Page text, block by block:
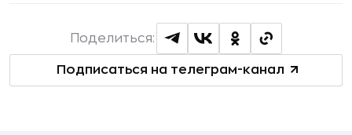
Подписаться на телеграм-канал
Поделиться: